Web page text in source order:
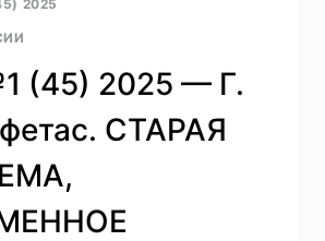
2025
(45) 2025 — Г.
СТАРАЯ